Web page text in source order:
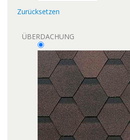
Zurücksetzen
ÜBERDACHUNG